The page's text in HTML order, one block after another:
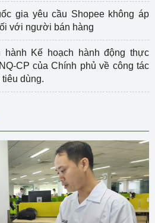
gia yêu cầu Shopee không áp
với người bán hàng
hành Kế hoạch hành động thực
CP của Chính phủ về công tác
dùng.